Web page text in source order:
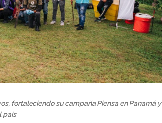
fortaleciendo su campaña Piensa en Panamá y
país